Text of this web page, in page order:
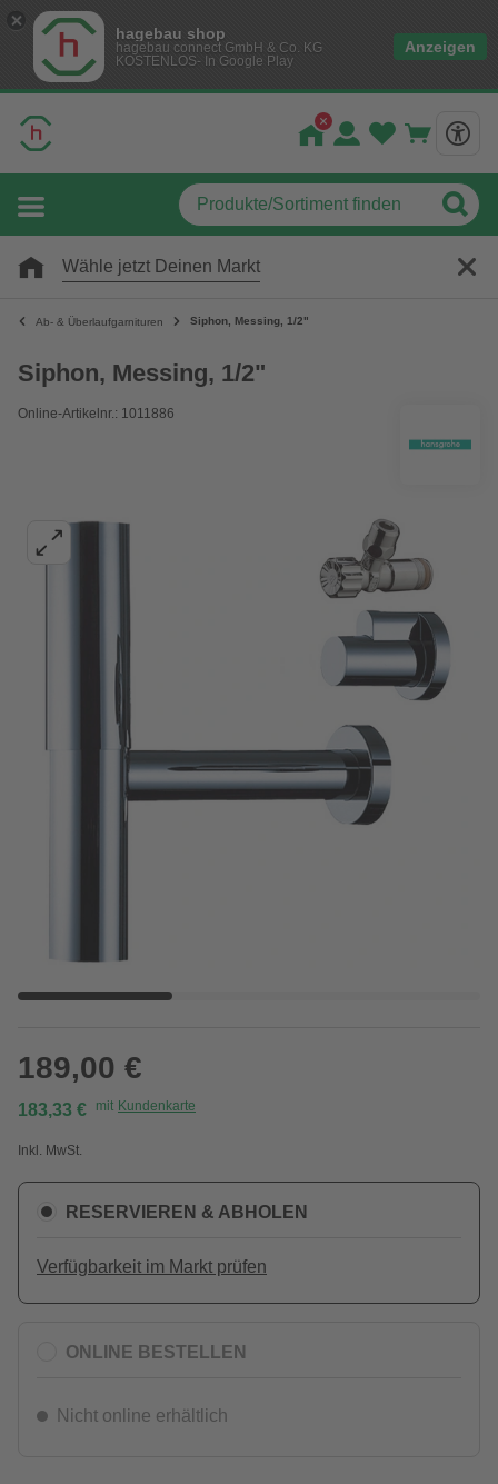
hagebau shop
hagebau connect GmbH & Co. KG
KOSTENLOS- In Google Play
Anzeigen
Wähle jetzt Deinen Markt
Ab- & Überlaufgarnituren Siphon, Messing, 1/2"
Siphon, Messing, 1/2"
Online-Artikelnr.: 1011886
189,00 €
183,33 € mit Kundenkarte
Inkl. MwSt.
RESERVIEREN & ABHOLEN
Verfügbarkeit im Markt prüfen
ONLINE BESTELLEN
Nicht online erhältlich